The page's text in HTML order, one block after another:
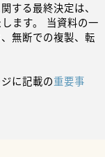
する最終決定は、
ます。 当資料の一
無断での複製、転
に記載の重要事